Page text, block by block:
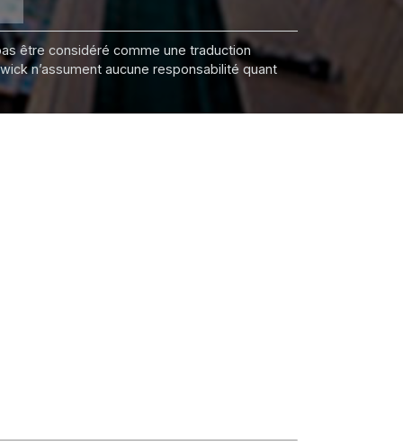
être considéré comme une traduction
n’assument aucune responsabilité quant